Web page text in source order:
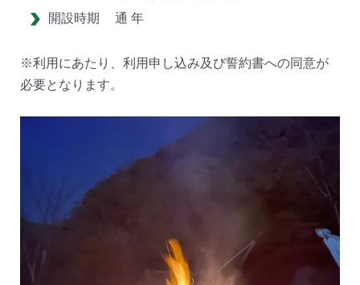
開設時期
通 年
※利用にあたり、利用申し込み及び誓約書への同意が
必要となります。